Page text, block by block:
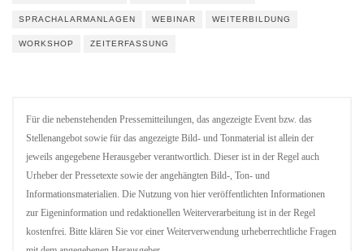
SPRACHALARMANLAGEN WEBINAR WEITERBILDUNG
WORKSHOP ZEITERFASSUNG
Für die nebenstehenden Pressemitteilungen, das angezeigte Event bzw. das
Stellenangebot sowie für das angezeigte Bild- und Tonmaterial ist allein der
jeweils angegebene Herausgeber verantwortlich. Dieser ist in der Regel auch
Urheber der Pressetexte sowie der angehängten Bild-, Ton- und
Informationsmaterialien. Die Nutzung von hier veröffentlichten Informationen
zur Eigeninformation und redaktionellen Weiterverarbeitung ist in der Regel
kostenfrei. Bitte klären Sie vor einer Weiterverwendung urheberrechtliche Fragen